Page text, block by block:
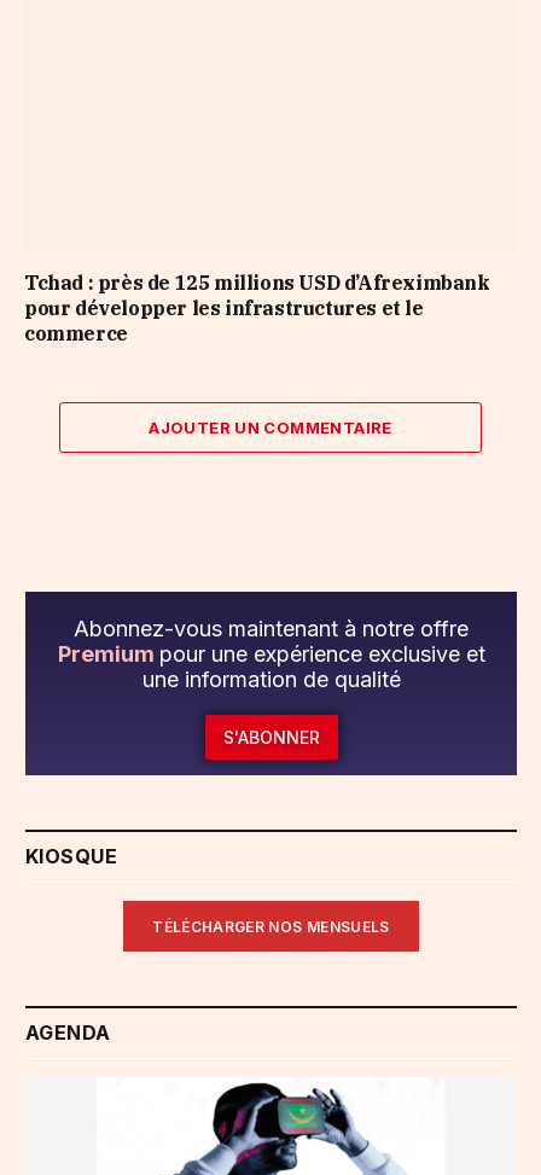
Tchad : près de 125 millions USD d’Afreximbank
pour développer les infrastructures et le
commerce
AJOUTER UN COMMENTAIRE
Abonnez-vous maintenant à notre offre
Premium pour une expérience exclusive et
une information de qualité
S'ABONNER
KIOSQUE
TÉLÉCHARGER NOS MENSUELS
AGENDA